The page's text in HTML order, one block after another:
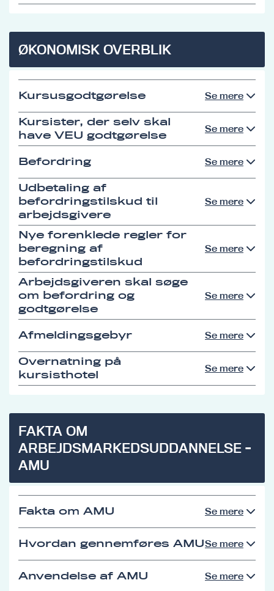
ØKONOMISK OVERBLIK
Kursusgodtgørelse Se mere
Kursister, der selv skal
have VEU godtgørelse
Se mere
Befordring Se mere
Udbetaling af
befordringstilskud til
arbejdsgivere
Se mere
Nye forenklede regler for
beregning af
befordringstilskud
Se mere
Arbejdsgiveren skal søge
om befordring og
godtgørelse
Se mere
Afmeldingsgebyr Se mere
Overnatning på
kursisthotel
Se mere
FAKTA OM
ARBEJDSMARKEDSUDDANNELSE -
AMU
Fakta om AMU Se mere
Hvordan gennemføres AMUSe mere
Anvendelse af AMU Se mere